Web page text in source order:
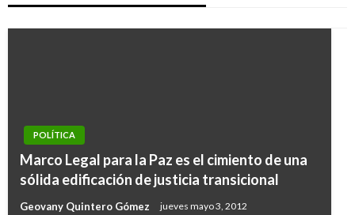
POLÍTICA
Marco Legal para la Paz es el cimiento de una
sólida edificación de justicia transicional
Geovany Quintero Gómez jueves mayo 3, 2012